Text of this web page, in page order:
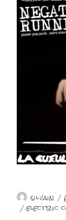
Auteur
silvain
electric